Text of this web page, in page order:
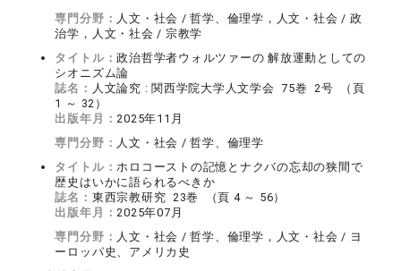
専門分野： 人文・社会 / 哲学、倫理学，人文・社会 / 政
治学，人文・社会 / 宗教学
タイトル：政治哲学者ウォルツァーの 解放運動としての
シオニズム論
誌名： 人文論究 : 関西学院大学人文学会 75巻 2号 （頁
1 ～ 32）
出版年月：2025年11月
専門分野： 人文・社会 / 哲学、倫理学
タイトル：ホロコーストの記憶とナクバの忘却の狭間で
歴史はいかに語られるべきか
誌名： 東西宗教研究 23巻 （頁 4 ～ 56）
出版年月：2025年07月
専門分野： 人文・社会 / 哲学、倫理学，人文・社会 / ヨ
ーロッパ史、アメリカ史